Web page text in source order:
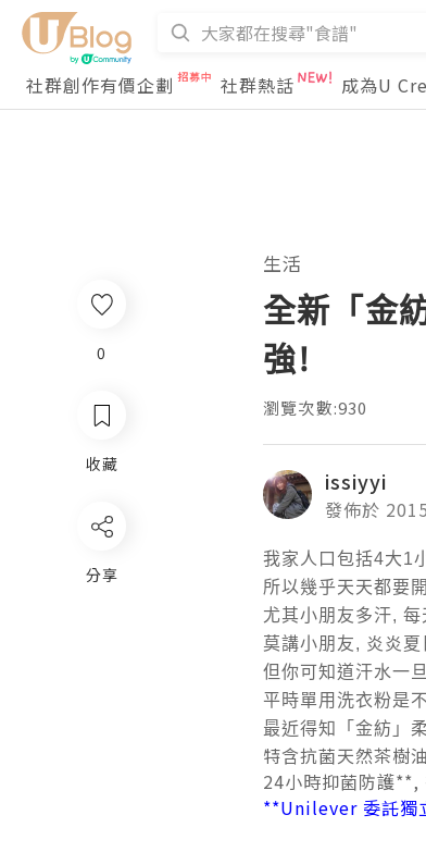
社群創作有價企劃 社群熱話 成為U
生活
全新「金
強!
瀏覽次數:930
issiyyi
發佈於
我家人口包括4大1
所以幾乎天天都要
尤其小朋友多汗,
莫講小朋友, 炎炎
但你可知道汗水一
平時單用洗衣粉是
最近得知「金紡」
特含抗菌天然茶樹
24小時抑菌防護
**Unilever 委託獨
0
收藏
分享